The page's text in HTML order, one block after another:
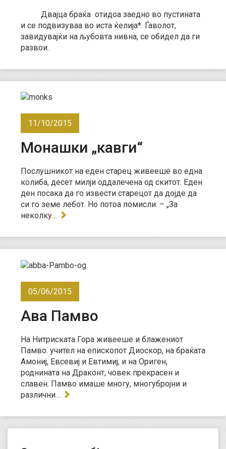
Двајца браќа отидоа заедно во пустината
и се подвизуваа во иста ќелија*. Ѓаволот,
завидувајќи на љубовта нивна, се обидел да ги
развои.
11/10/2015
Монашки „кавги“
Послушникот на еден старец живееше во една
колиба, десет милји оддалечена од скитот. Еден
ден посака да го извести старецот да дојде да
си го земе лебот. Но потоа помисли: – „За
неколку…
05/06/2015
Ава Памво
На Нитриската Гора живееше и блажениот
Памво. учител на епископот Диоскор, на браќата
Амониј, Евсевиј и Евтимиј, и на Ориген,
роднината на Драконт, човек прекрасен и
славен. Памво имаше многу, многубројни и
различни…